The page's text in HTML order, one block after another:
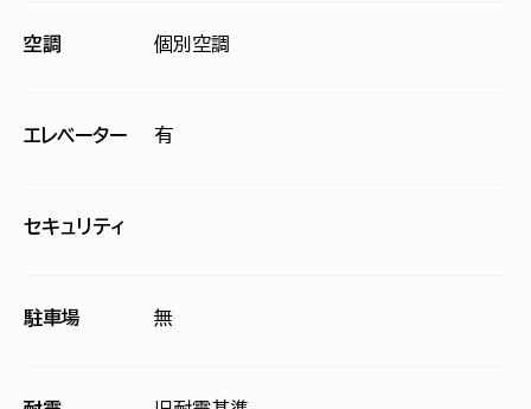
空調 個別空調
エレベーター 有
セキュリティ
駐車場 無